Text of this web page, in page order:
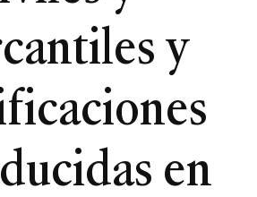
y
en